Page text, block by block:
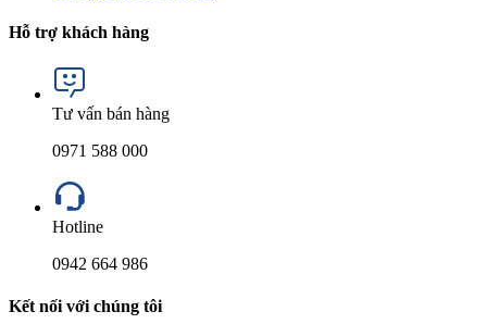
Hỗ trợ khách hàng
Tư vấn bán hàng
0971 588 000
Hotline
0942 664 986
Kết nối với chúng tôi